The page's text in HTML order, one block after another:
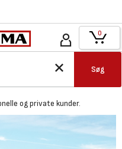
Søg
0
-
og private kunder.